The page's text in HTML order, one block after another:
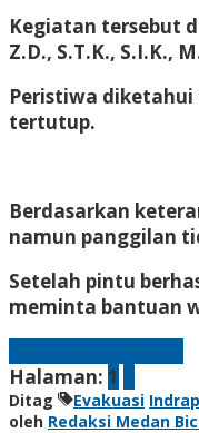
Kegiatan tersebut
Z.D., S.T.K., S.I.K.,
Peristiwa diketahui
tertutup.
Berdasarkan
namun panggilan
Setelah pintu
meminta bantuan
Halaman: 1
Ditag Evakuasi
oleh Redaksi Medan